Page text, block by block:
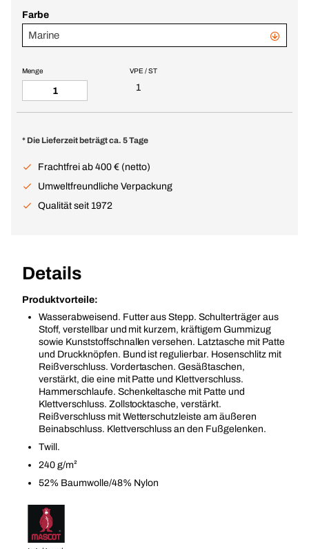
Farbe
Marine
VPE / ST
1
Menge
* Die Lieferzeit beträgt ca. 5 Tage
Frachtfrei ab 400 € (netto)
Umweltfreundliche Verpackung
Qualität seit 1972
Details
Produktvorteile:
Wasserabweisend. Futter aus Stepp. Schulterträger aus
Stoff, verstellbar und mit kurzem, kräftigem Gummizug
sowie Kunststoffschnallen versehen. Latztasche mit Patte
und Druckknöpfen. Bund ist regulierbar. Hosenschlitz mit
Reißverschluss. Vordertaschen. Gesäßtaschen,
verstärkt, die eine mit Patte und Klettverschluss.
Hammerschlaufe. Schenkeltasche mit Patte und
Klettverschluss. Zollstocktasche, verstärkt.
Reißverschluss mit Wetterschutzleiste am äußeren
Beinabschluss. Klettverschluss an den Fußgelenken.
Twill.
240 g/m²
52% Baumwolle/48% Nylon